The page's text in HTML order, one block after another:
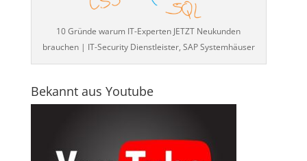
10 Gründe warum IT-Experten JETZT Neukunden
brauchen | IT-Security Dienstleister, SAP Systemhäuser
Bekannt aus Youtube